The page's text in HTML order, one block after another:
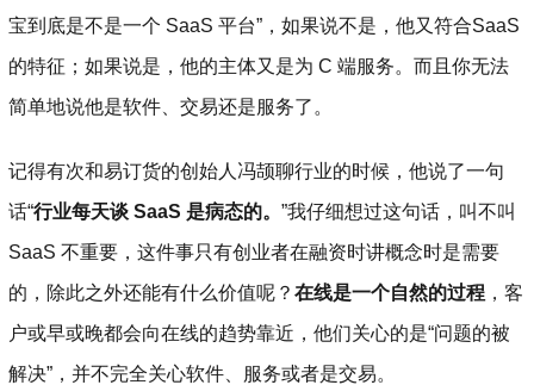
宝到底是不是一个 SaaS 平台”，如果说不是，他又符合SaaS
的特征；如果说是，他的主体又是为 C 端服务。而且你无法
简单地说他是软件、交易还是服务了。
记得有次和易订货的创始人冯颉聊行业的时候，他说了一句
话“行业每天谈 SaaS 是病态的。”我仔细想过这句话，叫不叫
SaaS 不重要，这件事只有创业者在融资时讲概念时是需要
的，除此之外还能有什么价值呢？在线是一个自然的过程 ，客
户或早或晚都会向在线的趋势靠近，他们关心的是“问题的被
解决”，并不完全关心软件、服务或者是交易。